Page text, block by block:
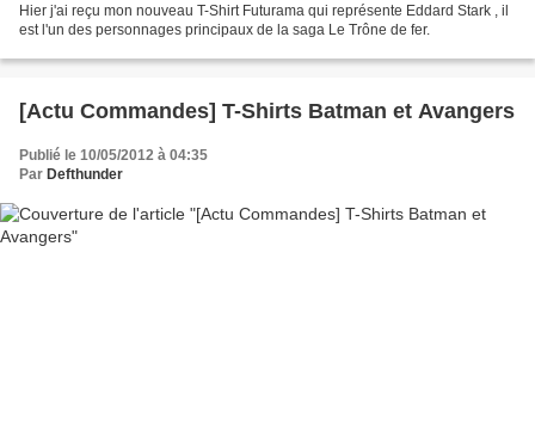
Hier j'ai reçu mon nouveau T-Shirt Futurama qui représente Eddard Stark , il
est l'un des personnages principaux de la saga Le Trône de fer.
[Actu Commandes] T-Shirts Batman et Avangers
Publié le 10/05/2012 à 04:35
Par Defthunder